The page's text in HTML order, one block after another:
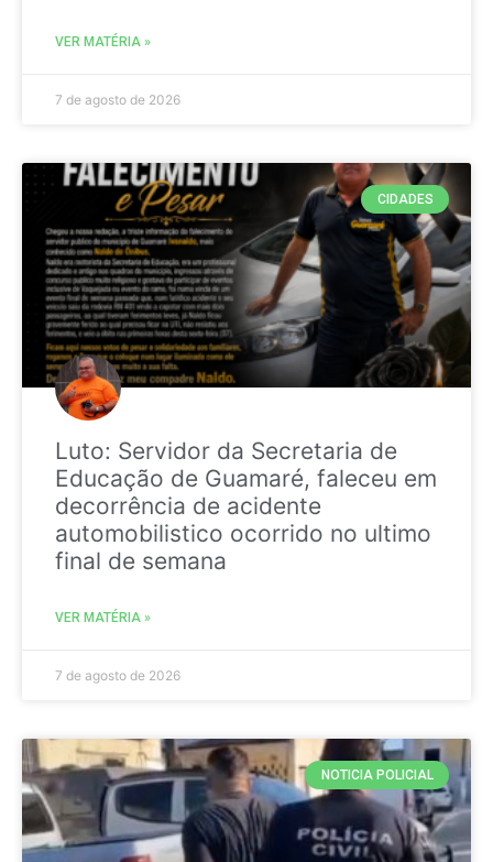
VER MATÉRIA »
7 de agosto de 2026
CIDADES
Luto: Servidor da Secretaria de
Educação de Guamaré, faleceu em
decorrência de acidente
automobilistico ocorrido no ultimo
final de semana
VER MATÉRIA »
7 de agosto de 2026
NOTICIA POLICIAL